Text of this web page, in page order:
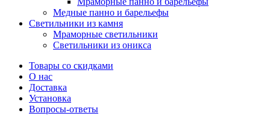
Медные панно и барельефы
Светильники из камня
Мраморные светильники
Светильники из оникса
Товары со скидками
О нас
Доставка
Установка
Вопросы-ответы